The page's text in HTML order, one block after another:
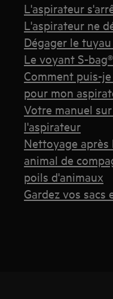
L'aspirateur
L'aspirateur ne
Dégager le
Le voyant S-
Comment puis-
pour mon
Votre manuel
l'aspirateur
Nettoyage après
animal de
poils d'animaux
Gardez vos sacs